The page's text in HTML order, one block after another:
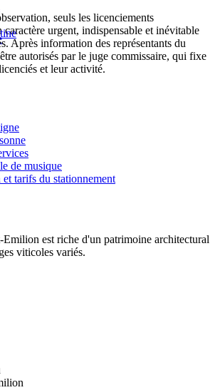
seuls les licenciements
caractère urgent, indispensable et inévitable
Après information des représentants du
autorisés par le juge commissaire, qui fixe
et leur activité.
de musique
tarifs du stationnement
est riche d'un patrimoine architectural
viticoles variés.